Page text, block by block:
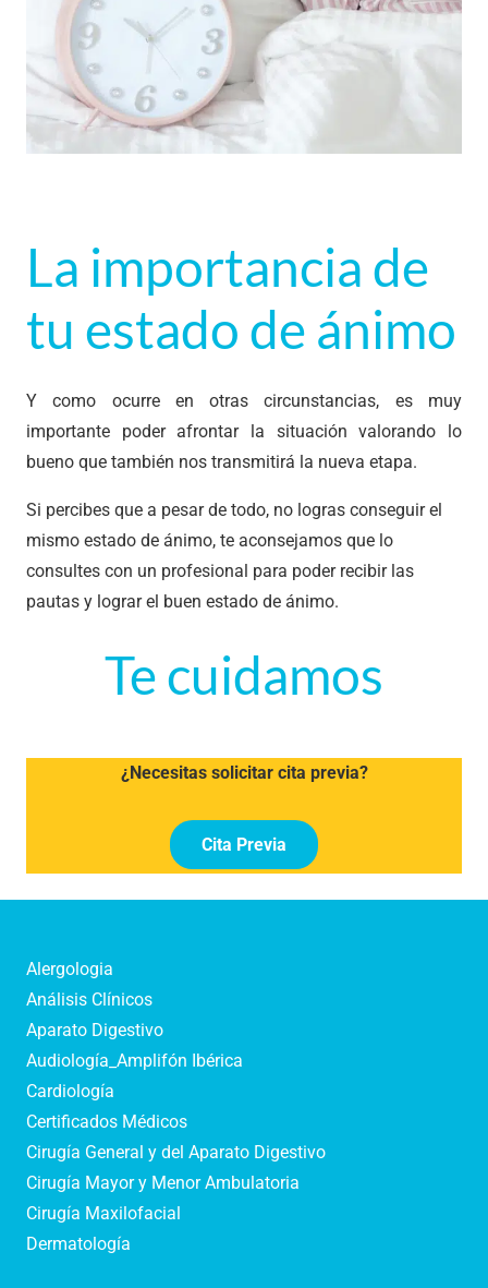
La importancia de
tu estado de ánimo
Y como ocurre en otras circunstancias, es muy
importante poder afrontar la situación valorando lo
bueno que también nos transmitirá la nueva etapa.
Si percibes que a pesar de todo, no logras conseguir el
mismo estado de ánimo, te aconsejamos que lo
consultes con un profesional para poder recibir las
pautas y lograr el buen estado de ánimo.
Te cuidamos
¿Necesitas solicitar cita previa?
Cita Previa
Alergologia
Análisis Clínicos
Aparato Digestivo
Audiología_Amplifón Ibérica
Cardiología
Certificados Médicos
Cirugía General y del Aparato Digestivo
Cirugía Mayor y Menor Ambulatoria
Cirugía Maxilofacial
Dermatología